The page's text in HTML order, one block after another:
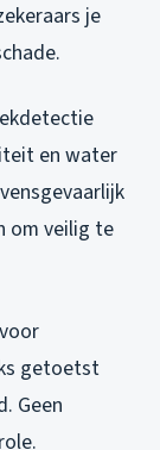
je
en water
om veilig te
getoetst
Geen